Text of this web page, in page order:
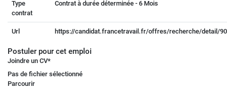
Type
contrat
Contrat à durée déterminée - 6 Mois
Url https://candidat.francetravail.fr/offres/recherche/detail/
Postuler pour cet emploi
Joindre un CV*
Pas de fichier sélectionné
Parcourir